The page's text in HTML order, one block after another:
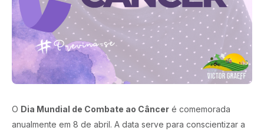
O Dia Mundial de Combate ao Câncer é comemorada
anualmente em 8 de abril. A data serve para conscientizar a